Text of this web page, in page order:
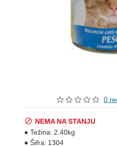
0
NEMA NA STANJU
Težina: 2.40kg
Šifra: 1304